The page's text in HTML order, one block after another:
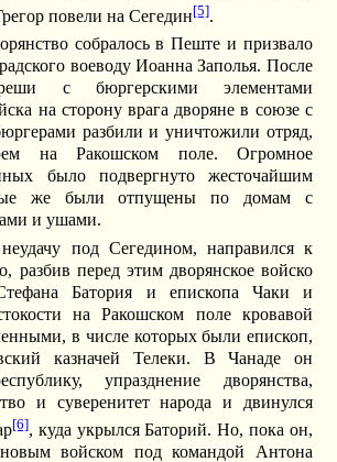
повели на Сегедин[5].
собралось в Пеште и призвало
воеводу Иоанна Заполья. После
с бюргерскими элементами
на сторону врага дворяне в союзе с
разбили и уничтожили отряд,
на Ракошском поле. Огромное
было подвергнуто жесточайшим
же были отпущены по домам с
и ушами.
под Сегедином, направился к
разбив перед этим дворянское войско
Батория и епископа Чаки и
на Ракошском поле кровавой
в числе которых были епископ,
казначей Телеки. В Чанаде он
упразднение дворянства,
и суверенитет народа и двинулся
[6], куда укрылся Баторий. Но, пока он,
войском под командой Антона